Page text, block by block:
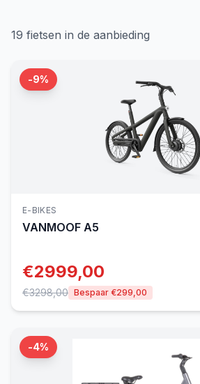
19 fietsen in de aanbieding
-9%
E-BIKES
VANMOOF A5
€2999,00
€3298,00 Bespaar €299,00
-4%